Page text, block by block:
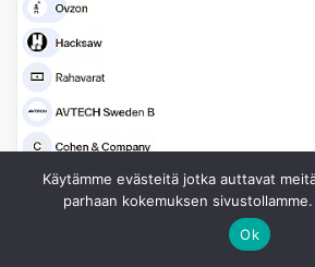
Käytämme evästeitä jotka auttavat
parhaan kokemuksen
Ok